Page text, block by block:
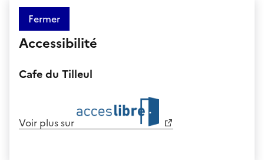
Fermer
Accessibilité
Cafe du Tilleul
Voir plus sur